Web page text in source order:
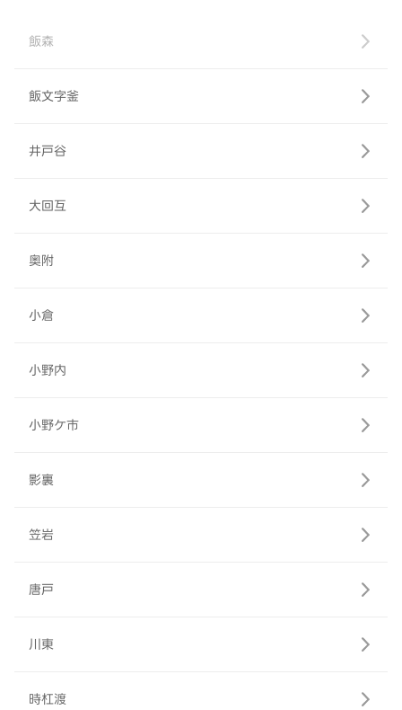
飯森
飯文字釜
井戸谷
大回互
奥附
小倉
小野内
小野ケ市
影裏
笠岩
唐戸
川東
時杠渡